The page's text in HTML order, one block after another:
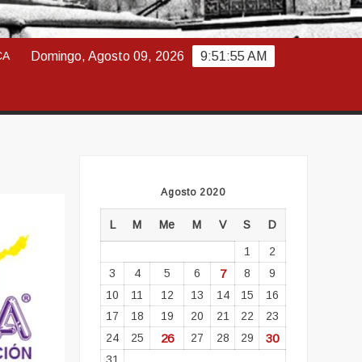
9:51:57 AM
Domingo, Agosto 09, 2026
Agosto 2020
L M Me M V S D
1
2
3
4 5 6 7 8
9
10
11 12 13 14 15
16
17
18 19 20 21 22
23
24
25 26 27 28 29 30